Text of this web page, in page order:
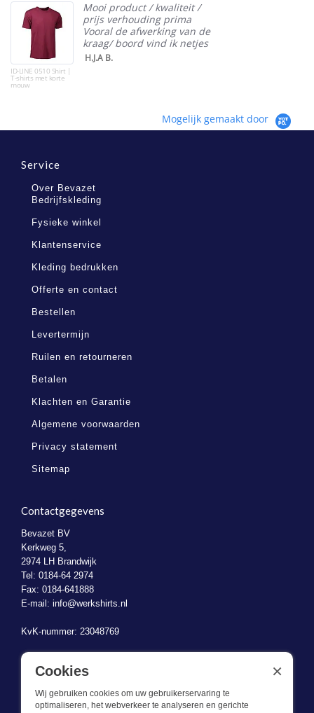
ID-LINE 0510 Shirt |
T-shirts met korte
mouw
Mooi product / kwaliteit /
prijs verhouding prima
Vooral de afwerking van de
kraag/ boord vind ik netjes
H.J.A B.
Mogelijk gemaakt door
Service
Over Bevazet
Bedrijfskleding
Fysieke winkel
Klantenservice
Kleding bedrukken
Offerte en contact
Bestellen
Levertermijn
Ruilen en retourneren
Betalen
Klachten en Garantie
Algemene voorwaarden
Privacy statement
Sitemap
Contactgegevens
Bevazet BV
Kerkweg 5,
2974 LH Brandwijk
Tel: 0184-64 2974
Fax: 0184-641888
E-mail: info@werkshirts.nl
KvK-nummer: 23048769
BTW-identificatienummer: NL823470787B01
Cookies
Wij gebruiken cookies om uw gebruikerservaring te
optimaliseren, het webverkeer te analyseren en gerichte
×